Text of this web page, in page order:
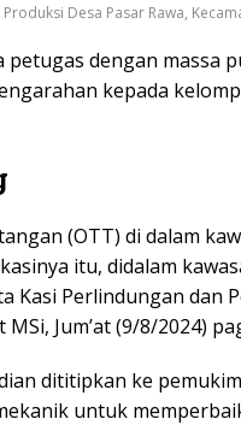
Desa Pasar Rawa,
dengan massa
kepada
(OTT) di dalam
itu, didalam
Kasi Perlindungan dan
Jum’at (9/8/2024)
dititipkan ke
untuk